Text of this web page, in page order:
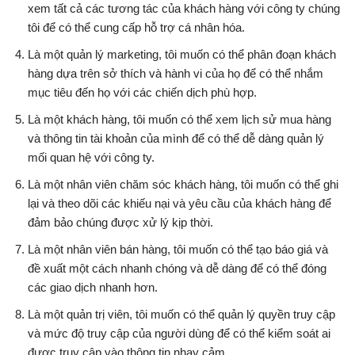
xem tất cả các tương tác của khách hàng với công ty chúng
tôi để có thể cung cấp hỗ trợ cá nhân hóa.
Là một quản lý marketing, tôi muốn có thể phân đoạn khách
hàng dựa trên sở thích và hành vi của họ để có thể nhắm
mục tiêu đến họ với các chiến dịch phù hợp.
Là một khách hàng, tôi muốn có thể xem lịch sử mua hàng
và thông tin tài khoản của mình để có thể dễ dàng quản lý
mối quan hệ với công ty.
Là một nhân viên chăm sóc khách hàng, tôi muốn có thể ghi
lại và theo dõi các khiếu nại và yêu cầu của khách hàng để
đảm bảo chúng được xử lý kịp thời.
Là một nhân viên bán hàng, tôi muốn có thể tạo báo giá và
đề xuất một cách nhanh chóng và dễ dàng để có thể đóng
các giao dịch nhanh hơn.
Là một quản trị viên, tôi muốn có thể quản lý quyền truy cập
và mức độ truy cập của người dùng để có thể kiểm soát ai
được truy cập vào thông tin nhạy cảm.